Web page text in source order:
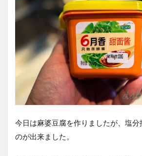
今日は麻婆豆腐を作りましたが、塩分
のが出来ました。